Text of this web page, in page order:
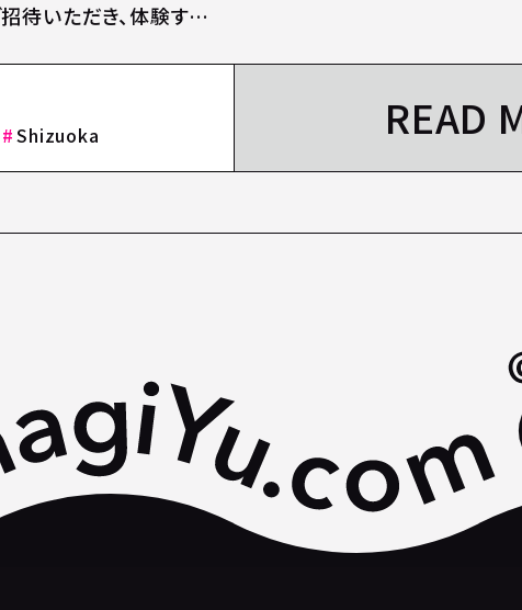
待いただき、体験す…
Shizuoka READ